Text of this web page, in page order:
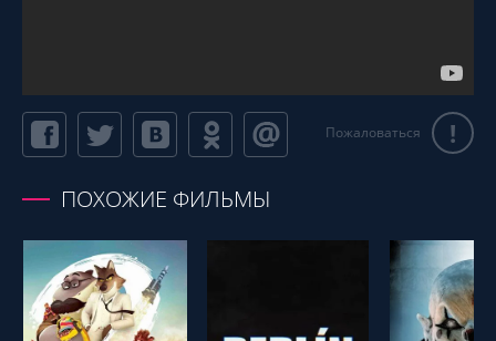
Пожаловаться !
ПОХОЖИЕ ФИЛЬМЫ